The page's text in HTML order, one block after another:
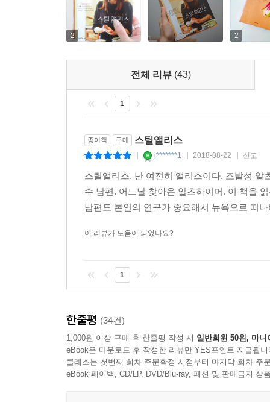
2 2
전체 리뷰 (43)
1
종이책 구매 스틸앨리스
j*******1 2018-08-22 신고
스틸앨리스. 난 여전히 앨리스이다. 조발성
수 남편. 어느날 찾아온 알츠하이머. 이 책을
남편도 본인의 연구가 중요해서 뉴욕으로 떠
이 리뷰가 도움이 되었나요?
1
한줄평 (34건)
1,000원 이상 구매 후 한줄평 작성 시 일반회원 50원, 마니
eBook은 다운로드 후 작성한 리뷰만 YES포인트 지급됩니
클래스는 첫번째 회차 주문확정 시점부터 마지막 회차 주
eBook 페이백, CD/LP, DVD/Blu-ray, 패션 및 판매금지 상